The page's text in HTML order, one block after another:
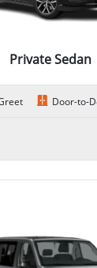
Private Sedan
Door-to-